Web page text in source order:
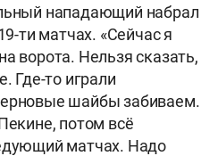
нападающий набрал
ти матчах. «Сейчас я
ворота. Нельзя сказать,
Где-то играли
шайбы забиваем.
потом всё
матчах. Надо